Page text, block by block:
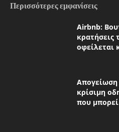
Περισσότερες εμφανίσεις
Airbnb:
κρατήσεις
οφείλεται
κρίσιμη
που